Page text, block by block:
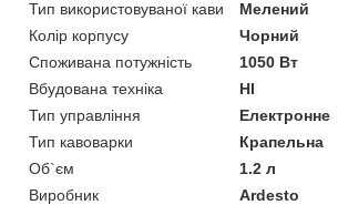
Тип використовуваної кави
Мелений
Колір корпусу
Чорний
Споживана потужність
1050 Вт
Вбудована техніка
НІ
Тип управління
Електронне
Тип кавоварки
Крапельна
Об`єм
1.2 л
Виробник
Ardesto